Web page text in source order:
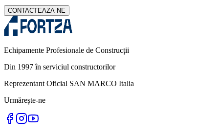
CONTACTEAZA-NE
Echipamente Profesionale de Construcții
Din 1997 în serviciul constructorilor
Reprezentant Oficial SAN MARCO Italia
Urmărește-ne